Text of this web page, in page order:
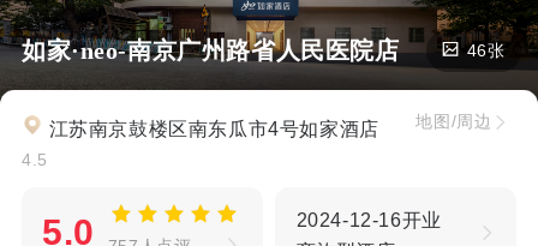
如家·neo-南京广州路省人民医院店 46张
江苏南京鼓楼区南东瓜市4号如家酒店
4.5
地图/周边
5.0
2024-12-16开业